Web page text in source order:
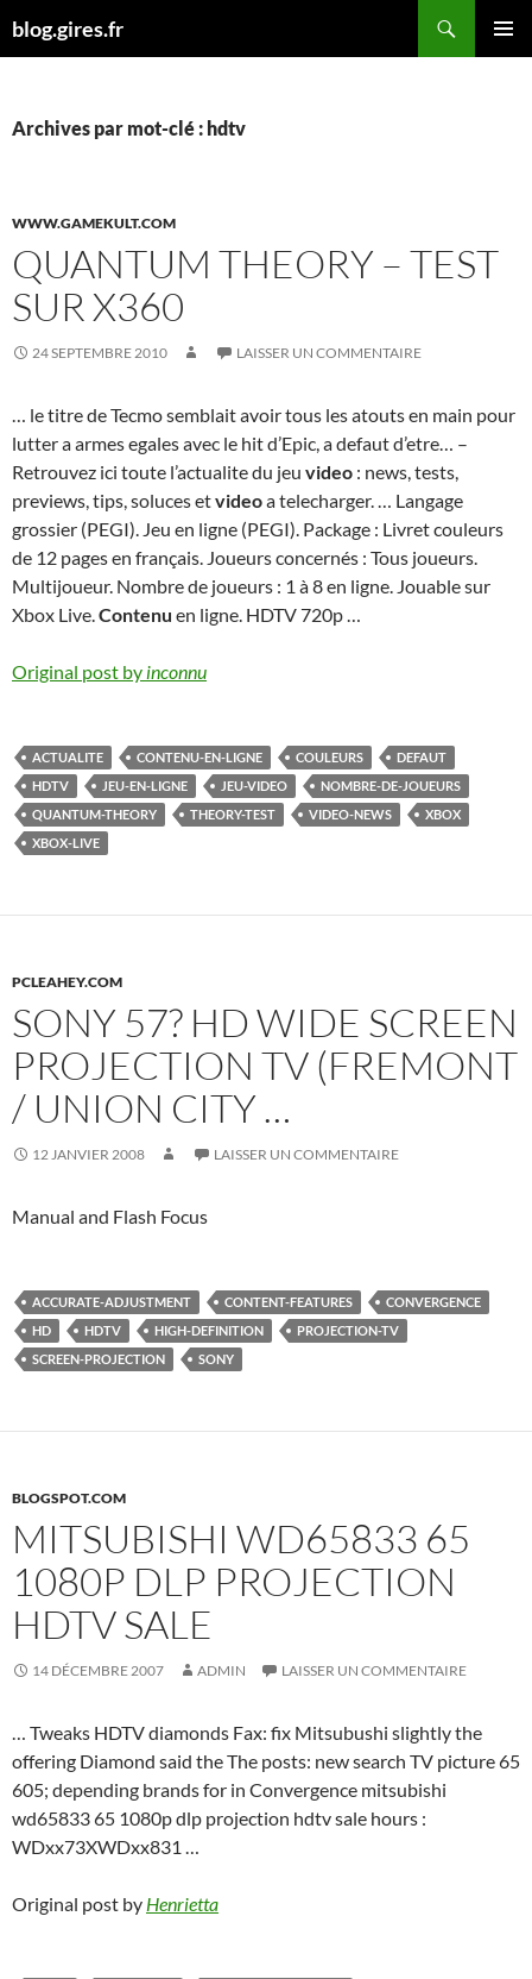
aublog.gires.fr
Archives par mot-clé : hdtv
WWW.GAMEKULT.COM
QUANTUM THEORY – TEST
SUR X360
24 SEPTEMBRE 2010 LAISSER UN COMMENTAIRE
… le titre de Tecmo semblait avoir tous les atouts en main pour
lutter a armes egales avec le hit d’Epic, a defaut d’etre… –
Retrouvez ici toute l’actualite du jeu video : news, tests,
previews, tips, soluces etvideoa telecharger. … Langage
grossier (PEGI). Jeu en ligne (PEGI). Package : Livret couleurs
de 12 pages en français. Joueurs concernés : Tous joueurs.
Multijoueur. Nombre de joueurs : 1 à 8 en ligne. Jouable sur
Xbox Live.Contenu en ligne. HDTV 720p …
Original post by inconnu
ACTUALITE CONTENU-EN-LIGNE COULEURS
DEFAUT
HDTV
JEU-EN-LIGNE JEU-VIDEO
NOMBRE-DE-JOUEURS
QUANTUM-THEORY
THEORY-TEST VIDEO-NEWS
XBOX
XBOX-LIVE
PCLEAHEY.COM
SONY 57? HD WIDE SCREEN
PROJECTION TV (FREMONT
/ UNION CITY …
12 JANVIER 2008 LAISSER UN COMMENTAIRE
Manual and Flash Focus
ACCURATE-ADJUSTMENT CONTENT-FEATURES
CONVERGENCE
HD
HDTV HIGH-DEFINITION
PROJECTION-TV
SCREEN-PROJECTION
SONY
BLOGSPOT.COM
MITSUBISHI WD65833 65
1080P DLP PROJECTION
HDTV SALE
14 DÉCEMBRE 2007 ADMIN LAISSER UN COMMENTAIRE
… Tweaks HDTV diamonds Fax: fix Mitsubushi slightly the
offering Diamond said the The posts: new search TV picture 65
605; depending brands for in Convergence mitsubishi
wd65833 65 1080p dlp projection hdtv sale hours :
WDxx73XWDxx831 …
Original post by Henrietta